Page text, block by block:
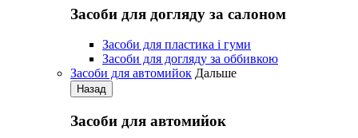
Засоби для догляду за салоном
Засоби для пластика і гуми
Засоби для догляду за оббивкою
Засоби для автомийок Дальше
Назад
Засоби для автомийок